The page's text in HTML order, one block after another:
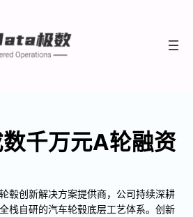
千万元A轮融资
毂创新解决方案提供商，公司持续深耕
栈自研的汽车轮毂底层工艺体系。创新